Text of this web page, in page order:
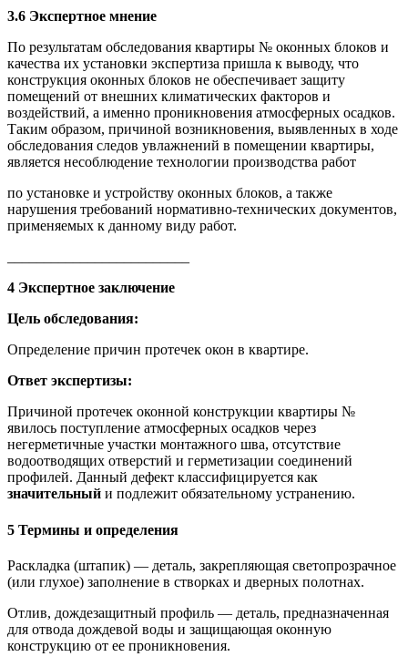
3.6 Экспертное мнение
По результатам обследования квартиры № оконных блоков и
качества их установки экспертиза пришла к выводу, что
конструкция оконных блоков не обеспечивает защиту
помещений от внешних климатических факторов и
воздействий, а именно проникновения атмосферных осадков.
Таким образом, причиной возникновения, выявленных в ходе
обследования следов увлажнений в помещении квартиры,
является несоблюдение технологии производства работ
по установке и устройству оконных блоков, а также
нарушения требований нормативно-технических документов,
применяемых к данному виду работ.
4 Экспертное заключение
Цель обследования:
Определение причин протечек окон в квартире.
Ответ экспертизы:
Причиной протечек оконной конструкции квартиры №
явилось поступление атмосферных осадков через
негерметичные участки монтажного шва, отсутствие
водоотводящих отверстий и герметизации соединений
профилей. Данный дефект классифицируется как
значительный и подлежит обязательному устранению.
5 Термины и определения
Раскладка (штапик) — деталь, закрепляющая светопрозрачное
(или глухое) заполнение в створках и дверных полотнах.
Отлив, дождезащитный профиль — деталь, предназначенная
для отвода дождевой воды и защищающая оконную
конструкцию от ее проникновения.